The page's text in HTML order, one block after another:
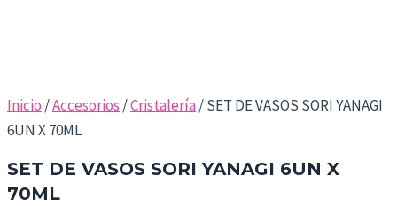
Inicio /Accesorios /Cristalería/ SET DE VASOS SORI YANAGI
6UN X 70ML
SET DE VASOS SORI YANAGI 6UN X
70ML